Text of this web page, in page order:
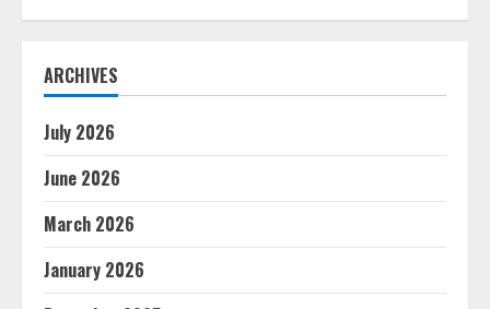
ARCHIVES
July 2026
June 2026
March 2026
January 2026